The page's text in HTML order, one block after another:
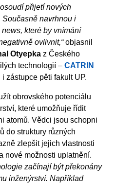
přijetí nových
navrhnou i
které by vnímání
ovlivnit,“objasnil
Otyepka z Českého
technologií – CATRIN
zástupce pěti fakult UP.
obrovského potenciálu
které umožňuje řídit
atomů. Vědci jsou schopni
do struktury různých
zlepšit jejich vlastnosti
nové možnosti uplatnění.
začínají být překonány
inženýrství. Například